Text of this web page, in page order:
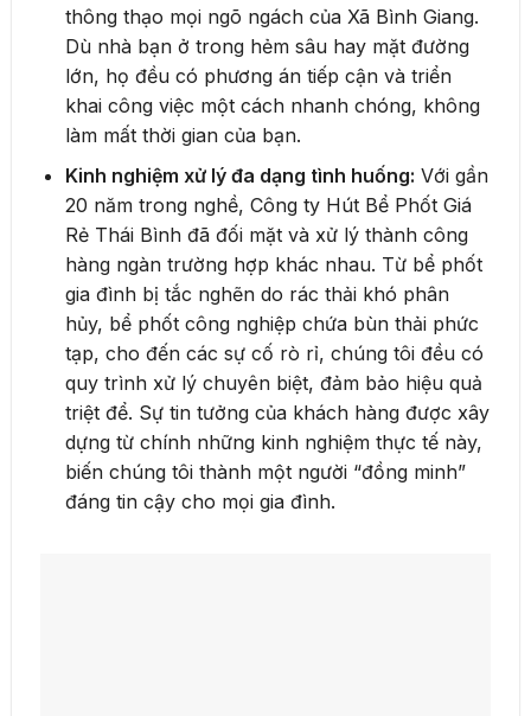
thông thạo mọi ngõ ngách của Xã Bình Giang.
Dù nhà bạn ở trong hẻm sâu hay mặt đường
lớn, họ đều có phương án tiếp cận và triển
khai công việc một cách nhanh chóng, không
làm mất thời gian của bạn.
Kinh nghiệm xử lý đa dạng tình huống: Với gần
20 năm trong nghề, Công ty Hút Bể Phốt Giá
Rẻ Thái Bình đã đối mặt và xử lý thành công
hàng ngàn trường hợp khác nhau. Từ bể phốt
gia đình bị tắc nghẽn do rác thải khó phân
hủy, bể phốt công nghiệp chứa bùn thải phức
tạp, cho đến các sự cố rò rỉ, chúng tôi đều có
quy trình xử lý chuyên biệt, đảm bảo hiệu quả
triệt để. Sự tin tưởng của khách hàng được xây
dựng từ chính những kinh nghiệm thực tế này,
biến chúng tôi thành một người “đồng minh”
đáng tin cậy cho mọi gia đình.